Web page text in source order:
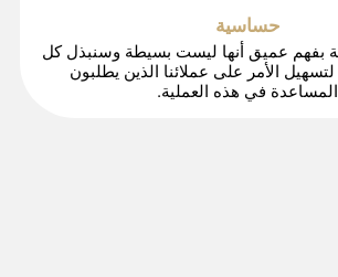
حساسية
بفهم عميق أنها ليست بسيطة وسنبذل كل
الأمر على عملائنا الذين يطلبون
المساعدة في هذه العملية.